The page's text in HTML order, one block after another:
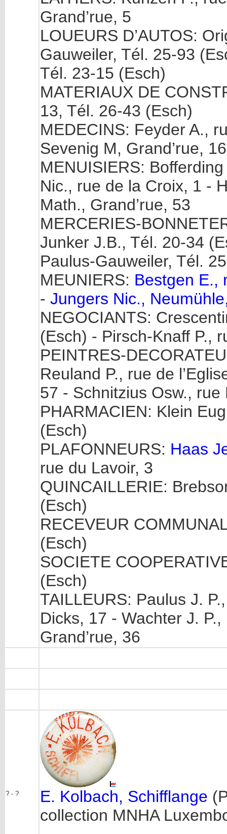
Grand’rue, 5
LOUEURS D’AUTOS:
Gauweiler, Tél. 25-93
Tél. 23-15 (Esch)
MATERIAUX DE
13, Tél. 26-43 (Esch)
MEDECINS: Feyder A.,
Sevenig M, Grand’rue,
MENUISIERS:
Nic., rue de la Croix, 1 -
Math., Grand’rue, 53
MERCERIES-
Junker J.B., Tél. 20-34
Paulus-Gauweiler, Tél.
MEUNIERS: Bestgen E.,
- Jungers Nic.,
NEGOCIANTS:
(Esch) - Pirsch-Knaff P.,
PEINTRES-
Reuland P., rue de
57 - Schnitzius Osw., rue
PHARMACIEN: Klein
(Esch)
PLAFONNEURS: Haas
rue du Lavoir, 3
QUINCAILLERIE:
(Esch)
RECEVEUR
(Esch)
SOCIETE
(Esch)
TAILLEURS: Paulus J.
Dicks, 17 - Wachter J.
Grand’rue, 36
? - ? E. Kolbach, Schifflange
collection MNHA